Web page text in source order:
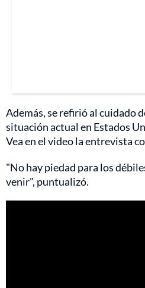
Además, se refirió al cuidado
situación actual en Estados
Vea en el video la entrevista
"No hay piedad para los
venir", puntualizó.